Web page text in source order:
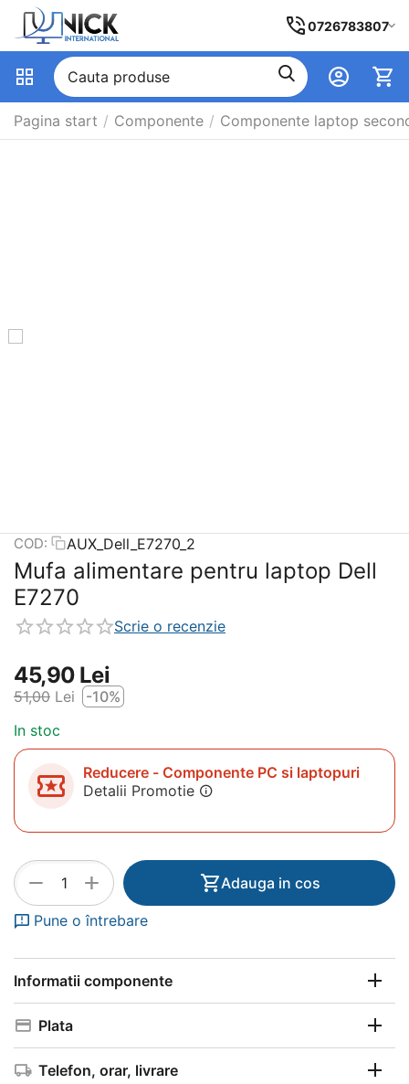
0726783807
Pagina start / Componente / Componente laptop
COD: AUX_Dell_E7270_2
Mufa alimentare pentru laptop Dell
E7270
Scrie o recenzie
45,90 Lei
51,00 Lei
-10%
In stoc
Reducere - Componente PC si laptopuri
Detalii Promotie
+
− Adauga in cos
Pune o întrebare
Informatii componente
Plata
Telefon, orar, livrare